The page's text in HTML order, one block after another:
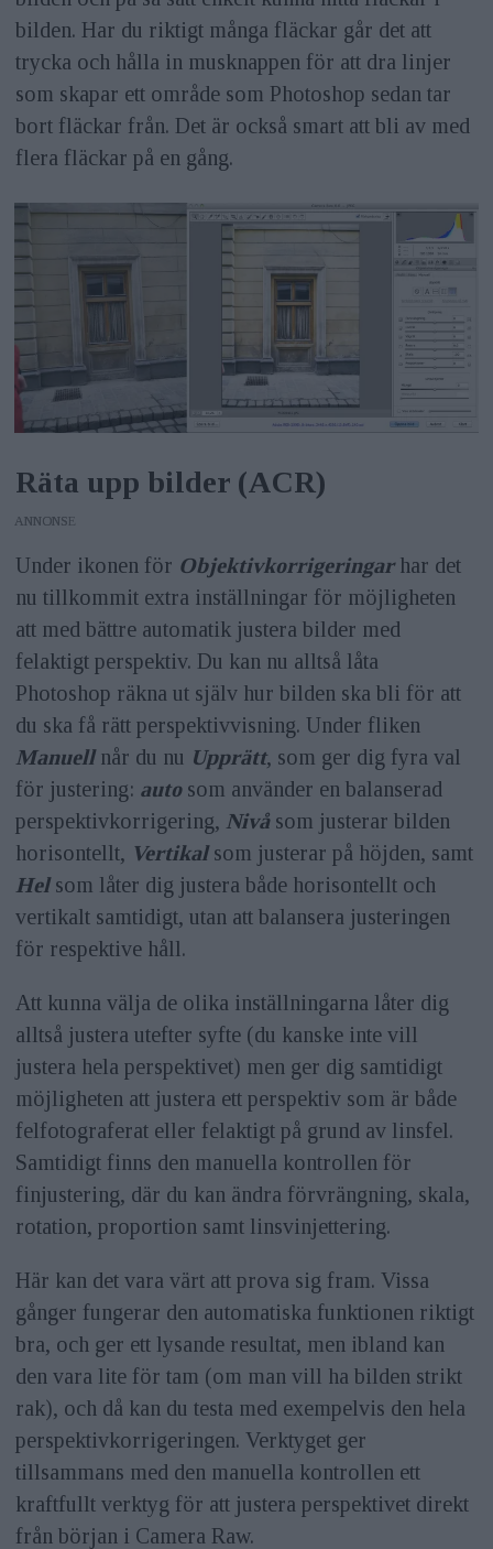
bilden. Har du riktigt många fläckar går det att
trycka och hålla in musknappen för att dra linjer
som skapar ett område som Photoshop sedan tar
bort fläckar från. Det är också smart att bli av med
flera fläckar på en gång.
Räta upp bilder (ACR)
ANNONS
Under ikonen för Objektivkorrigeringarhar det
nu tillkommit extra inställningar för möjligheten
att med bättre automatik justera bilder med
felaktigt perspektiv. Du kan nu alltså låta
Photoshop räkna ut själv hur bilden ska bli för att
du ska få rätt perspektivvisning. Under fliken
Manuellnår du nu Upprätt, som ger dig fyra val
för justering: autosom använder en balanserad
perspektivkorrigering, Nivåsom justerar bilden
horisontellt, Vertikalsom justerar på höjden, samt
Helsom låter dig justera både horisontellt och
vertikalt samtidigt, utan att balansera justeringen
för respektive håll.
Att kunna välja de olika inställningarna låter dig
alltså justera utefter syfte (du kanske inte vill
justera hela perspektivet) men ger dig samtidigt
möjligheten att justera ett perspektiv som är både
felfotograferat eller felaktigt på grund av linsfel.
Samtidigt finns den manuella kontrollen för
finjustering, där du kan ändra förvrängning, skala,
rotation, proportion samt linsvinjettering.
Här kan det vara värt att prova sig fram. Vissa
gånger fungerar den automatiska funktionen riktigt
bra, och ger ett lysande resultat, men ibland kan
den vara lite för tam (om man vill ha bilden strikt
rak), och då kan du testa med exempelvis den hela
perspektivkorrigeringen. Verktyget ger
tillsammans med den manuella kontrollen ett
kraftfullt verktyg för att justera perspektivet direkt
från början i Camera Raw.